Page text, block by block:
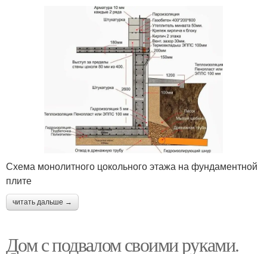
Схема монолитного цокольного этажа на фундаментной
плите
читать дальше →
Дом с подвалом своими руками.